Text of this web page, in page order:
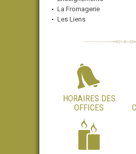
La Fromagerie
Les Liens
HORAIRES DES
OFFICES